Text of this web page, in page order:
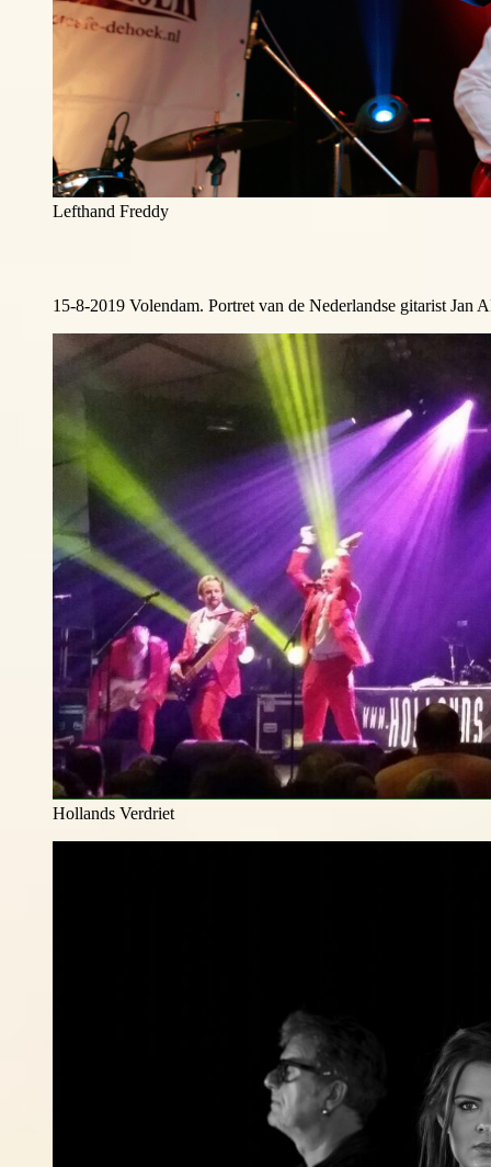
Lefthand Freddy
15-8-2019 Volendam. Portret van de Nederlandse gitarist Jan
Hollands Verdriet